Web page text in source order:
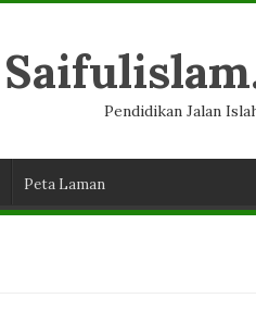
Pendidikan Jalan
Peta Laman